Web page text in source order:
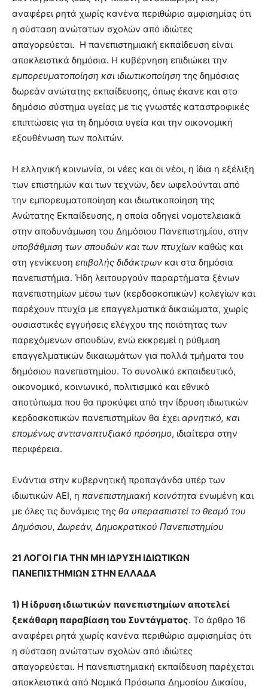
αναφέρει ρητά χωρίς κανένα περιθώριο αμφισημίας ότι
η σύσταση ανώτατων σχολών από ιδιώτες
απαγορεύεται. Η πανεπιστημιακή εκπαίδευση είναι
αποκλειστικά δημόσια. Η κυβέρνηση επιδιώκει την
εμπορευματοποίηση και ιδιωτικοποίηση της δημόσιας
δωρεάν ανώτατης εκπαίδευσης, όπως έκανε και στο
δημόσιο σύστημα υγείας με τις γνωστές καταστροφικές
επιπτώσεις για τη δημόσια υγεία και την οικονομική
εξουθένωση των πολιτών.
Η ελληνική κοινωνία, οι νέες και οι νέοι, η ίδια η εξέλιξη
των επιστημών και των τεχνών, δεν ωφελούνται από
την εμπορευματοποίηση και ιδιωτικοποίηση της
Ανώτατης Εκπαίδευσης, η οποία οδηγεί νομοτελειακά
στην αποδυνάμωση του Δημόσιου Πανεπιστημίου, στην
υποβάθμιση των σπουδών και των πτυχίων καθώς και
στη γενίκευση επιβολής διδάκτρων και στα δημόσια
πανεπιστήμια. Ήδη λειτουργούν παραρτήματα ξένων
πανεπιστημίων μέσω των (κερδοσκοπικών) κολεγίων και
παρέχουν πτυχία με επαγγελματικά δικαιώματα, χωρίς
ουσιαστικές εγγυήσεις ελέγχου της ποιότητας των
παρεχόμενων σπουδών, ενώ εκκρεμεί η ρύθμιση
επαγγελματικών δικαιωμάτων για πολλά τμήματα του
δημόσιου πανεπιστημίου. Το συνολικό εκπαιδευτικό,
οικονομικό, κοινωνικό, πολιτισμικό και εθνικό
αποτύπωμα που θα προκύψει από την ίδρυση ιδιωτικών
κερδοσκοπικών πανεπιστημίων θα έχει αρνητικό, και
επομένως αντιαναπτυξιακό πρόσημο, ιδιαίτερα στην
περιφέρεια.
Ενάντια στην κυβερνητική προπαγάνδα υπέρ των
ιδιωτικών ΑΕΙ, η πανεπιστημιακή κοινότητα ενωμένη και
με όλες τις δυνάμεις της θα υπερασπιστεί το θεσμό του
Δημόσιου, Δωρεάν, Δημοκρατικού Πανεπιστημίου
21 ΛΟΓΟΙ ΓΙΑ ΤΗΝ ΜΗ ΙΔΡΥΣΗ ΙΔΙΩΤΙΚΩΝ
ΠΑΝΕΠΙΣΤΗΜΙΩΝ ΣΤΗΝ ΕΛΛΑΔΑ
1) Η ίδρυση ιδιωτικών πανεπιστημίων αποτελεί
ξεκάθαρη παραβίαση του Συντάγματος. Το άρθρο 16
αναφέρει ρητά χωρίς κανένα περιθώριο αμφισημίας ότι
η σύσταση ανώτατων σχολών από ιδιώτες
απαγορεύεται. Η πανεπιστημιακή εκπαίδευση παρέχεται
αποκλειστικά από Νομικά Πρόσωπα Δημοσίου Δικαίου,